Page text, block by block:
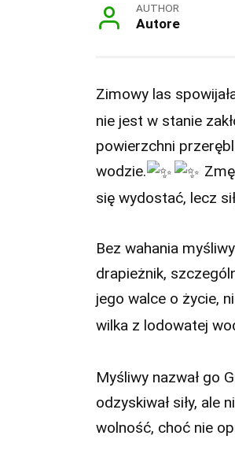
AUTHOR
Autore
Zimowy las
nie jest w stanie
powierzchni
wodzie.
się wydostać, lecz
Bez wahania
drapieżnik,
jego walce o życie,
wilka z lodowatej
Myśliwy nazwał go
odzyskiwał siły, ale
wolność, choć nie